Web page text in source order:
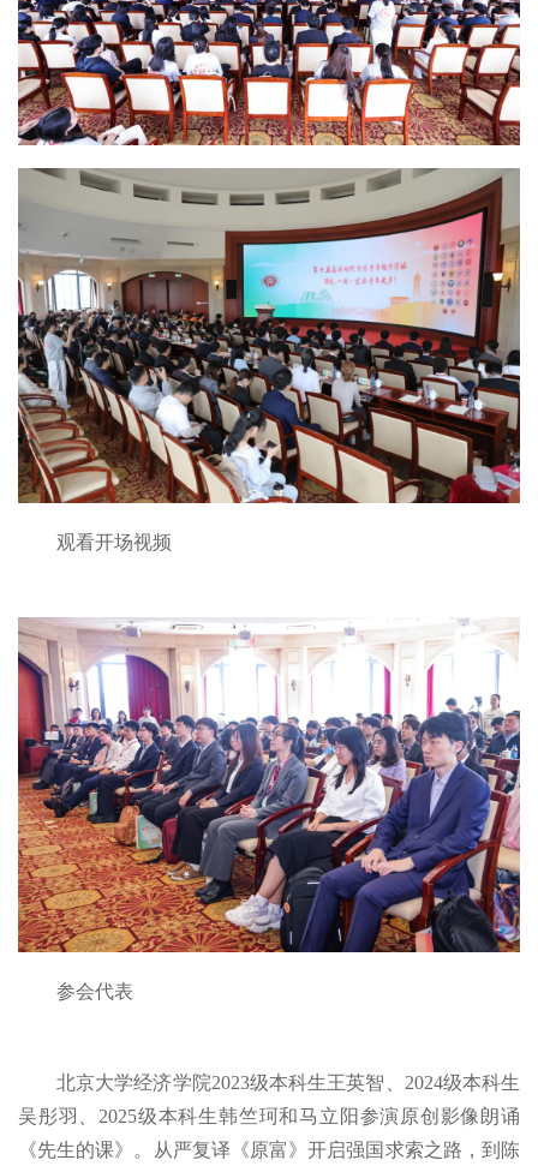
观看开场视频
参会代表
北京大学经济学院2023级本科生王英智、2024级本科生
吴彤羽、2025级本科生韩竺珂和马立阳参演原创影像朗诵
《先生的课》。从严复译《原富》开启强国求索之路，到陈